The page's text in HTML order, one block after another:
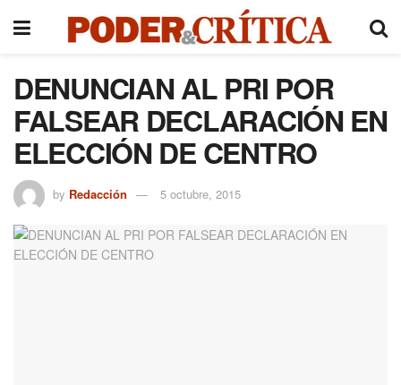
DENUNCIAN AL PRI POR
FALSEAR DECLARACIÓN EN
ELECCIÓN DE CENTRO
by Redacción 5 octubre, 2015